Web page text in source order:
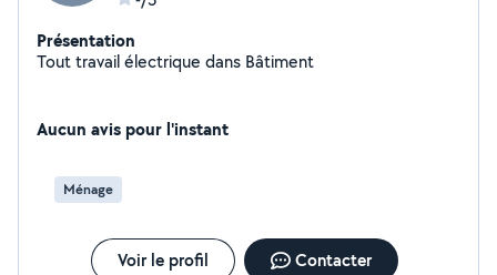
Présentation
Tout travail électrique dans Bâtiment
Aucun avis pour l'instant
Ménage
Voir le profil Contacter